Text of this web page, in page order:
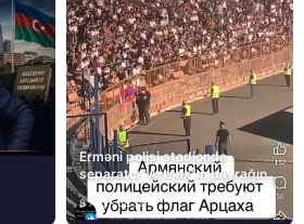
Erməni polisi stadionda
separatçı “Artsax”ın bayrağını
müsadirə etdi və…
8 Avq • 08:39